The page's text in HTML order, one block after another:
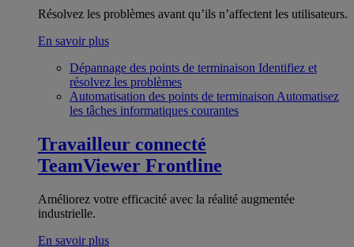
Résolvez les problèmes avant qu’ils n’affectent les utilisateurs.
En savoir plus
Dépannage des points de terminaison Identifiez et
résolvez les problèmes
Automatisation des points de terminaison Automatisez
les tâches informatiques courantes
Travailleur connecté
TeamViewer Frontline
Améliorez votre efficacité avec la réalité augmentée
industrielle.
En savoir plus